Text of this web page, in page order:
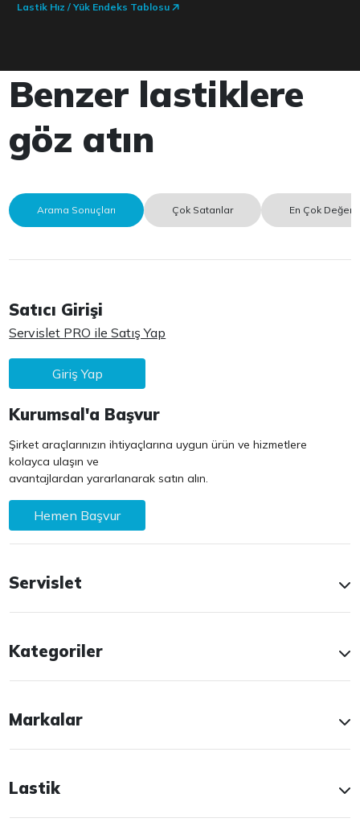
Lastik Hız / Yük Endeks Tablosu
Benzer lastiklere
göz atın
Arama Sonuçları Çok Satanlar En Çok
Satıcı Girişi
Servislet PRO ile Satış Yap
Giriş Yap
Kurumsal'a Başvur
Şirket araçlarınızın ihtiyaçlarına uygun ürün ve hizmetlere
kolayca ulaşın ve
avantajlardan yararlanarak satın alın.
Hemen Başvur
Servislet
Kategoriler
Markalar
Lastik